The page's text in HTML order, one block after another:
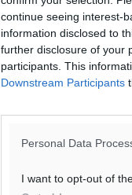
continue seeing interest-
information disclosed to
further disclosure of your
participants. This
Downstream Participants
Personal Data
I want to opt-out of